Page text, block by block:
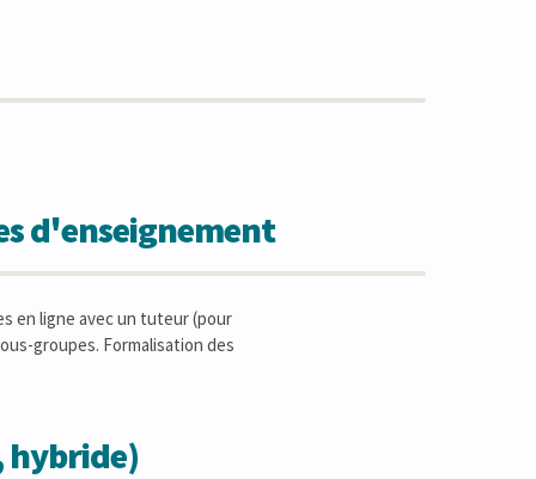
d'enseignement
en ligne avec un tuteur (pour
groupes. Formalisation des
hybride)